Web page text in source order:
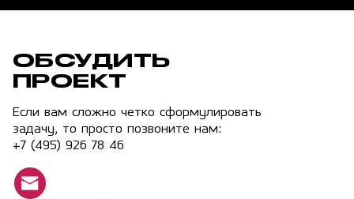
ОБСУДИТЬ
ПРОЕКТ
Если вам сложно четко сформулировать
задачу, то просто позвоните нам:
+7 (495) 926 78 46